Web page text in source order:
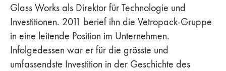
Glass Works als Direktor für Technologie und
Investitionen. 2011 berief ihn die Vetropack-Gruppe
in eine leitende Position im Unternehmen.
Infolgedessen war er für die grösste und
umfassendste Investition in der Geschichte des